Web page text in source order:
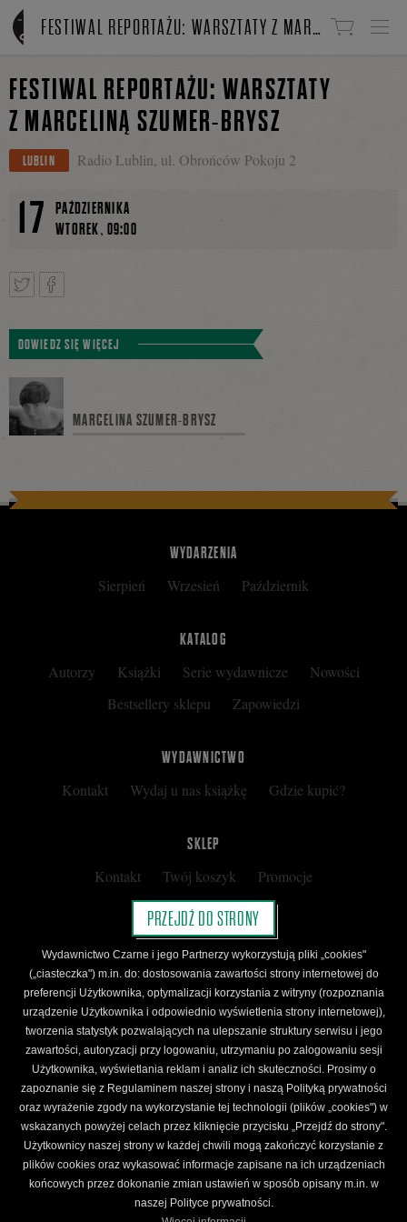
Linki do przejścia
FESTIWAL REPORTAŻU: WARSZTATY Z MARCELINĄ SZUMER-BRYSZ
FESTIWAL REPORTAŻU: WARSZTATY
Z MARCELINĄ SZUMER-BRYSZ
LUBLIN Radio Lublin, ul. Obrońców Pokoju 2
17
PAŹDZIERNIKA
WTOREK, 09:00
TweetnijPodziel
się
DOWIEDZ SIĘ WIĘCEJ
MARCELINA SZUMER-BRYSZ
WYDARZENIA
Sierpień Wrzesień Październik
KATALOG
Autorzy Książki Serie wydawnicze
Nowości
Bestsellery sklepu
Zapowiedzi
WYDAWNICTWO
Kontakt Wydaj u nas książkę Gdzie kupić?
SKLEP
Kontakt Twój koszyk
Promocje
Kup kartę podarunkową
Nota prawna
Regulamin
Polityka prywatności
Regulamin Klubu Czarnego
Regulamin Karty Podarunkowej
ŚLEDŹ CZARNE
Facebook YouTube Instagram Newsletter
Wydawnictwo Czarne. Wszelkie prawa zastrzeżone. Projekt:Fajne Chłopaki,logo
wydawnictwa: Kamil Targosz.
Powered by
PRZEJDŹ DO STRONY
Wydawnictwo Czarne i jego Partnerzy wykorzystują pliki „cookies"
(„ciasteczka") m.in. do: dostosowania zawartości strony internetowej do
preferencji Użytkownika, optymalizacji korzystania z witryny (rozpoznania
urządzenie Użytkownika i odpowiednio wyświetlenia strony internetowej),
tworzenia statystyk pozwalających na ulepszanie struktury serwisu i jego
zawartości, autoryzacji przy logowaniu, utrzymaniu po zalogowaniu sesji
Użytkownika, wyświetlania reklam i analiz ich skuteczności. Prosimy o
zapoznanie się z Regulaminem naszej strony i naszą Polityką prywatności
oraz wyrażenie zgody na wykorzystanie tej technologii (plików „cookies") w
wskazanych powyżej celach przez kliknięcie przycisku „Przejdź do strony".
Użytkownicy naszej strony w każdej chwili mogą zakończyć korzystanie z
plików cookies oraz wykasować informacje zapisane na ich urządzeniach
końcowych przez dokonanie zmian ustawień w sposób opisany m.in. w
naszej Polityce prywatności.